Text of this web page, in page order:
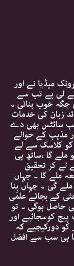
میڈیا نے اور
نے لی ہے تب سے
جگہ خوب بنائی ۔
زبان کی خدمات
سائٹس بھی دے
مذہب کے حوالے
کو کلاسک سے لے
ملے گا ،ساتھ ہی
لے کر تحقیق
ملے گا ۔ جہاں
گی ۔ جہاں بِنا
کے بجائے علمی
حاصل ہوگی ۔ تو
کوسجائیے اور
کو دورکیجیے کہ
ہی سب سے افضل